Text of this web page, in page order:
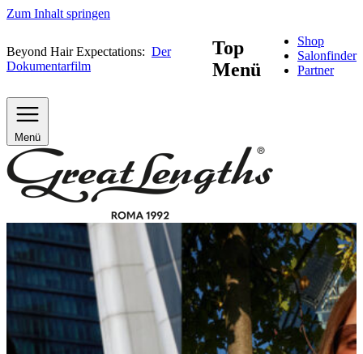
Zum Inhalt springen
Beyond Hair Expectations: Der
Dokumentarfilm
Top
Menü
Shop
Salonfinder
Partner
Menü